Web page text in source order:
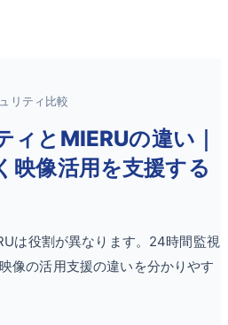
リティ比較
とMIERUの違い｜
映像活用を支援する
は役割が異なります。24時間監視
像の活用支援の違いを分かりやす